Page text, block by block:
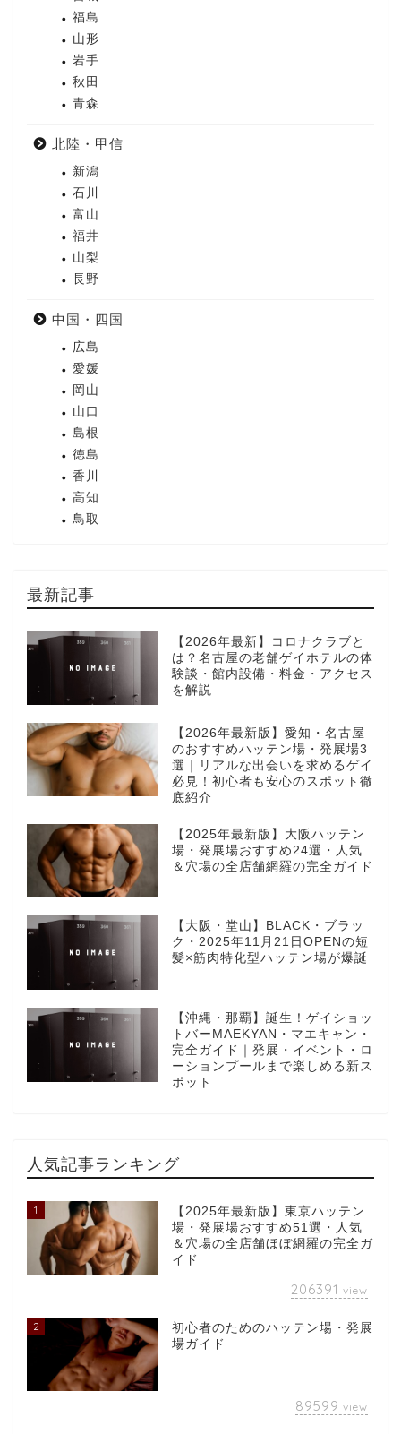
福島
山形
岩手
秋田
青森
北陸・甲信
新潟
石川
富山
福井
山梨
長野
中国・四国
広島
愛媛
岡山
山口
島根
徳島
香川
高知
鳥取
最新記事
【2026年最新】コロナクラブと
は？名古屋の老舗ゲイホテルの体
験談・館内設備・料金・アクセス
を解説
【2026年最新版】愛知・名古屋
のおすすめハッテン場・発展場3
選｜リアルな出会いを求めるゲイ
必見！初心者も安心のスポット徹
底紹介
【2025年最新版】大阪ハッテン
場・発展場おすすめ24選・人気
＆穴場の全店舗網羅の完全ガイド
【大阪・堂山】BLACK・ブラッ
ク・2025年11月21日OPENの短
髪×筋肉特化型ハッテン場が爆誕
【沖縄・那覇】誕生！ゲイショッ
トバーMAEKYAN・マエキャン・
完全ガイド｜発展・イベント・ロ
ーションプールまで楽しめる新ス
ポット
人気記事ランキング
1
【2025年最新版】東京ハッテン
場・発展場おすすめ51選・人気
＆穴場の全店舗ほぼ網羅の完全ガ
イド
206391 view
2
初心者のためのハッテン場・発展
場ガイド
89599 view